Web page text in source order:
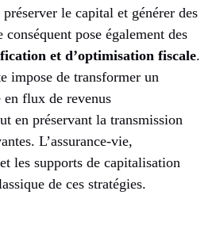
le capital et générer des
pose également des
et d’optimisation fiscale.
impose de transformer un
flux de revenus
en préservant la transmission
L’assurance-vie,
les supports de capitalisation
de ces stratégies.